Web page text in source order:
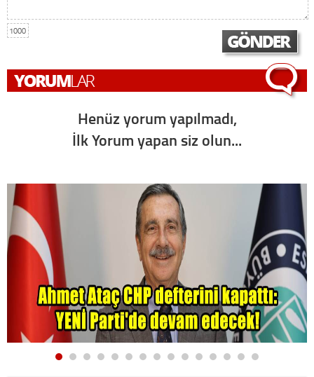
1000
Henüz yorum yapılmadı,
İlk Yorum yapan siz olun...